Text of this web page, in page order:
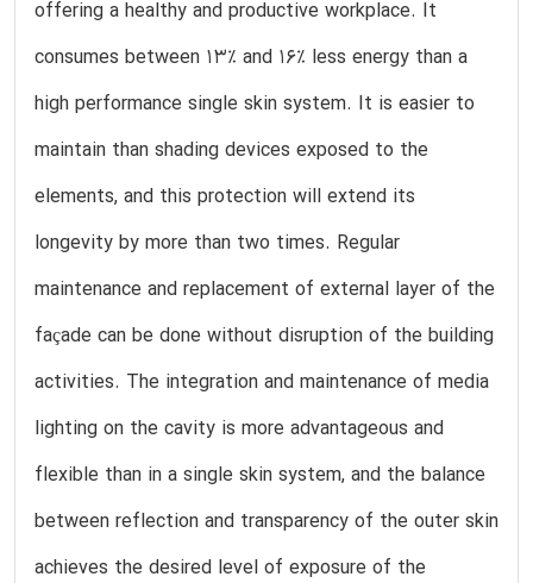
offering a healthy and productive workplace. It
consumes between 13% and 16% less energy than a
high performance single skin system. It is easier to
maintain than shading devices exposed to the
elements, and this protection will extend its
longevity by more than two times. Regular
maintenance and replacement of external layer of the
façade can be done without disruption of the building
activities. The integration and maintenance of media
lighting on the cavity is more advantageous and
flexible than in a single skin system, and the balance
between reflection and transparency of the outer skin
achieves the desired level of exposure of the